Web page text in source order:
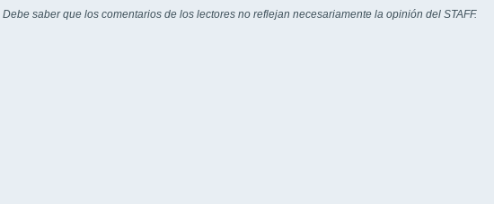
Debe saber que los comentarios de los lectores no reflejan necesariamente la opinión del STAFF.